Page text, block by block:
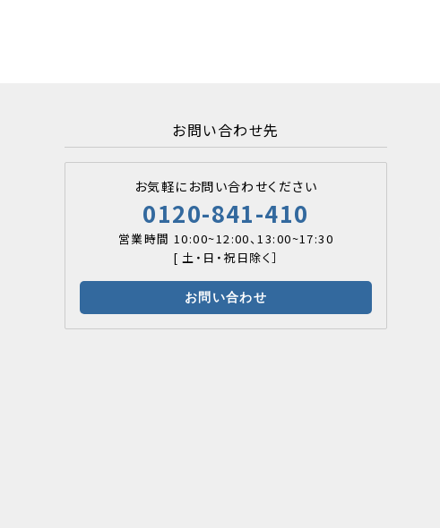
お問い合わせ先
お気軽にお問い合わせください
0120-841-410
営業時間 10:00~12:00、13:00~17:30
[ 土・日・祝日除く］
お問い合わせ